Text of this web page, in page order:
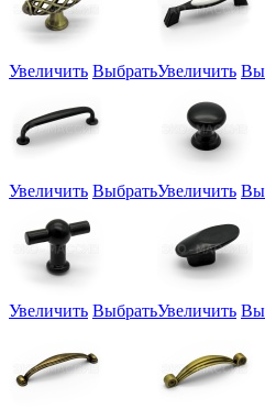
Увеличить ВыбратьУвеличить
Увеличить ВыбратьУвеличить
Увеличить ВыбратьУвеличить